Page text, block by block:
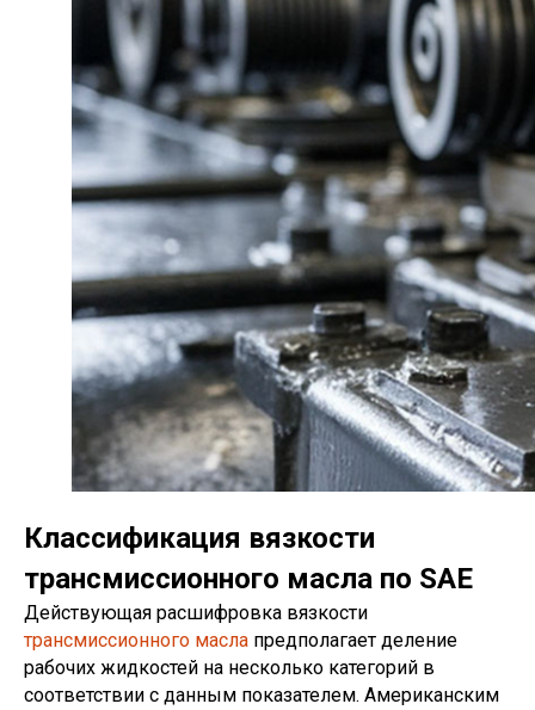
Классификация вязкости
трансмиссионного масла по SAE
Действующая расшифровка вязкости
трансмиссионного масла предполагает деление
рабочих жидкостей на несколько категорий в
соответствии с данным показателем. Американским